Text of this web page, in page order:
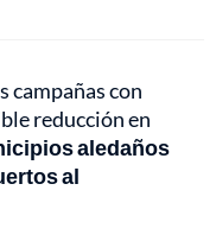
campañas con
reducción en
aledaños
al